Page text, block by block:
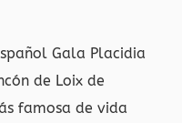
Gala Placidia
de Loix de
famosa de vida